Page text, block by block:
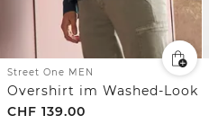
Street One MEN
Overshirt im Washed-Look
CHF 139.00